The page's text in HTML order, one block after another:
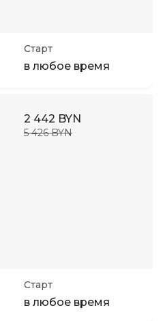
Старт
в любое время
2 442 BYN
5 426 BYN
Старт
в любое время